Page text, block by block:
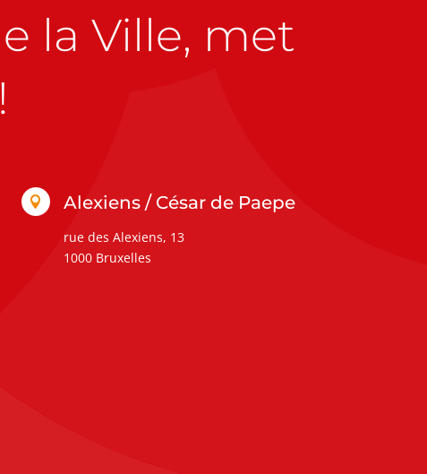
la Ville, met
 Alexiens / César de Paepe
rue des Alexiens, 13
1000 Bruxelles